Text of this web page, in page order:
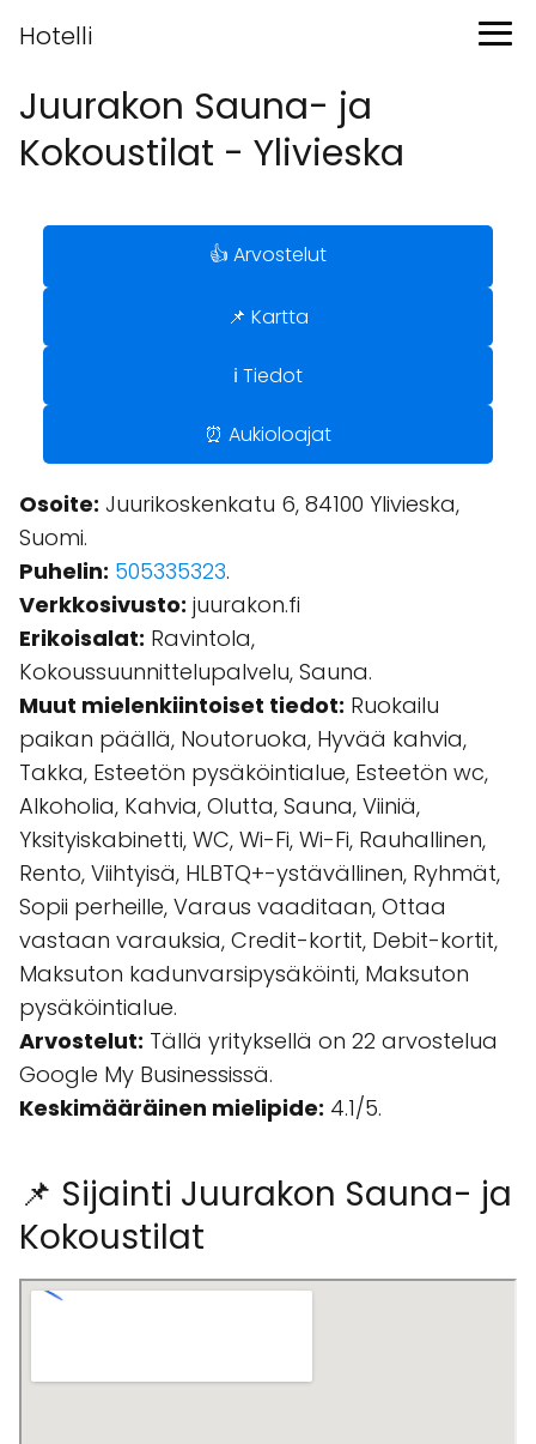
Hotelli
Juurakon Sauna- ja
Kokoustilat - Ylivieska
👍 Arvostelut
📌 Kartta
ℹ️ Tiedot
⏰ Aukioloajat
Osoite: Juurikoskenkatu 6, 84100 Ylivieska,
Suomi.
Puhelin: 505335323.
Verkkosivusto: juurakon.fi
Erikoisalat: Ravintola,
Kokoussuunnittelupalvelu, Sauna.
Muut mielenkiintoiset tiedot: Ruokailu
paikan päällä, Noutoruoka, Hyvää kahvia,
Takka, Esteetön pysäköintialue, Esteetön wc,
Alkoholia, Kahvia, Olutta, Sauna, Viiniä,
Yksityiskabinetti, WC, Wi-Fi, Wi-Fi, Rauhallinen,
Rento, Viihtyisä, HLBTQ+-ystävällinen, Ryhmät,
Sopii perheille, Varaus vaaditaan, Ottaa
vastaan varauksia, Credit-kortit, Debit-kortit,
Maksuton kadunvarsipysäköinti, Maksuton
pysäköintialue.
Arvostelut: Tällä yrityksellä on 22 arvostelua
Google My Businessissä.
Keskimääräinen mielipide: 4.1/5.
📌 Sijainti Juurakon Sauna- ja
Kokoustilat